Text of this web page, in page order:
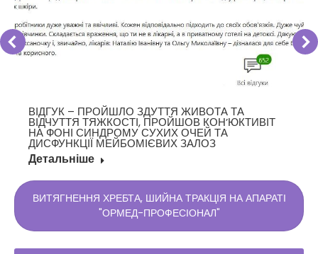
ВІДГУК – ПРОЙШЛО ЗДУТТЯ ЖИВОТА ТА
ВІДЧУТТЯ ТЯЖКОСТІ, ПРОЙШОВ КОН’ЮКТИВІТ
НА ФОНІ СИНДРОМУ СУХИХ ОЧЕЙ ТА
ДИСФУНКЦІЇ МЕЙБОМІЄВИХ ЗАЛОЗ
Детальніше
ВИТЯГНЕННЯ ХРЕБТА, ШИЙНА ТРАКЦІЯ НА АПАРАТІ
"ОРМЕД-ПРОФЕСІОНАЛ"